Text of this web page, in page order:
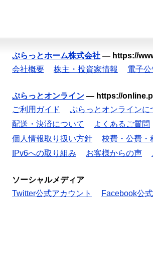
ぷらっとホーム株式会社 — https://
会社概要
株主・投資家情報 電子
ぷらっとオンライン — https://
ご利用ガイド
ぷらっとオンラインに
配送・決済について
よくあるご質問
個人情報取り扱い方針
校費・公費・
IPv6への取り組み
お客様からの声
ソーシャルメディア
Twitter公式アカウント
Facebook公